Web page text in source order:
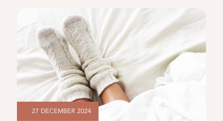
27 DECEMBER 2024